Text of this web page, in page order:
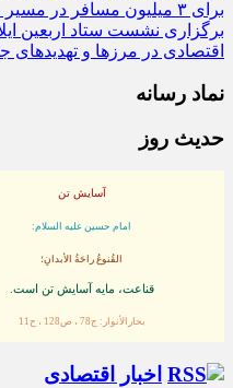
برای ۳ میلیون مسافر در مسیر مهران
برگزاری نشست ستاد اربعین
حدیث روز
القُنوعُ راحَةُ الأبدانِ؛